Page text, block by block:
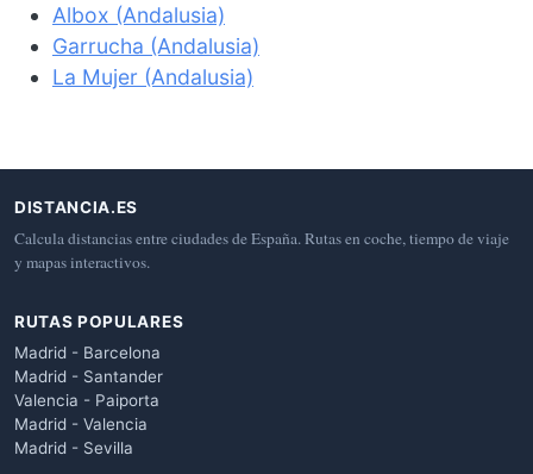
Albox (Andalusia)
Garrucha (Andalusia)
La Mujer (Andalusia)
DISTANCIA.ES
Calcula distancias entre ciudades de España. Rutas en coche, tiempo de viaje
y mapas interactivos.
RUTAS POPULARES
Madrid - Barcelona
Madrid - Santander
Valencia - Paiporta
Madrid - Valencia
Madrid - Sevilla